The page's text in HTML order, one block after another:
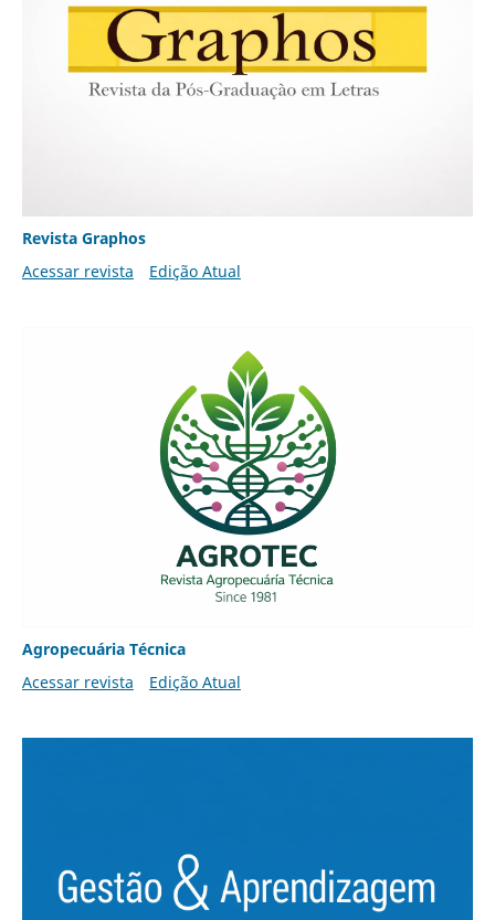
Revista Graphos
Acessar revista
Edição Atual
Agropecuária Técnica
Acessar revista
Edição Atual